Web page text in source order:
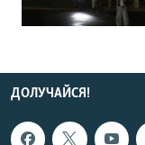
ДОЛУЧАЙСЯ!